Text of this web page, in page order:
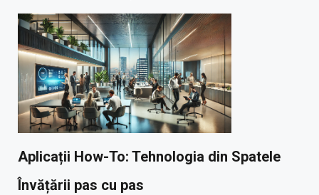
Aplicații How-To: Tehnologia din Spatele
Învățării pas cu pas